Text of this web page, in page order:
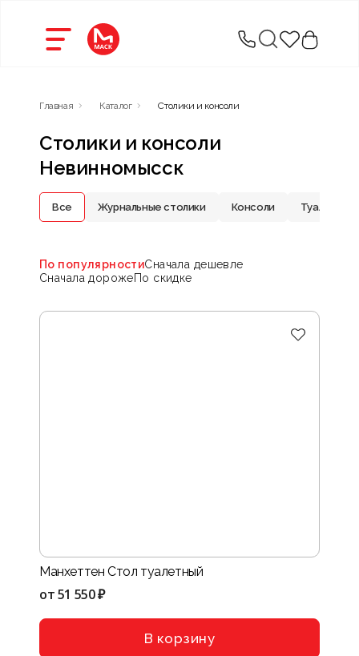
Главная Каталог Столики и консоли
Столики и консоли
Невинномысск
Все Журнальные столики Консоли Туалетные
По популярностиСначала дешевле
Сначала дорожеПо скидке
Манхеттен Стол туалетный
от51 550 ₽
В корзину